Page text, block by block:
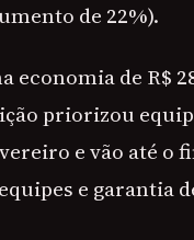
de 22%).
economia de R$
priorizou
e vão até o
e garantia